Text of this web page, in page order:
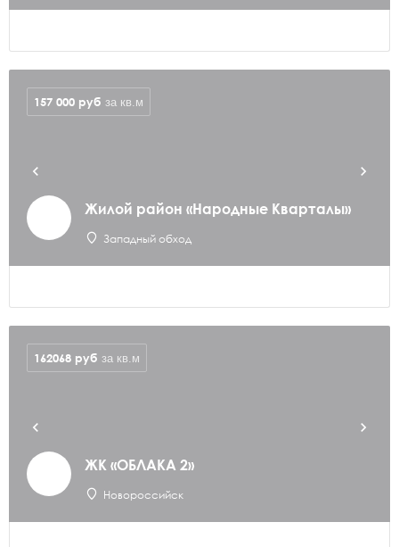
Жилой район «Народные Кварталы»
Западный обход
157 000 руб за кв.м
ЖК «ОБЛАКА 2»
Новороссийск
162068 руб за кв.м